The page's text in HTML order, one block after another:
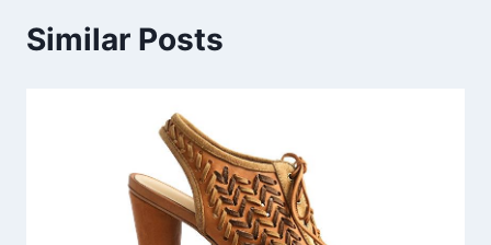
Similar Posts